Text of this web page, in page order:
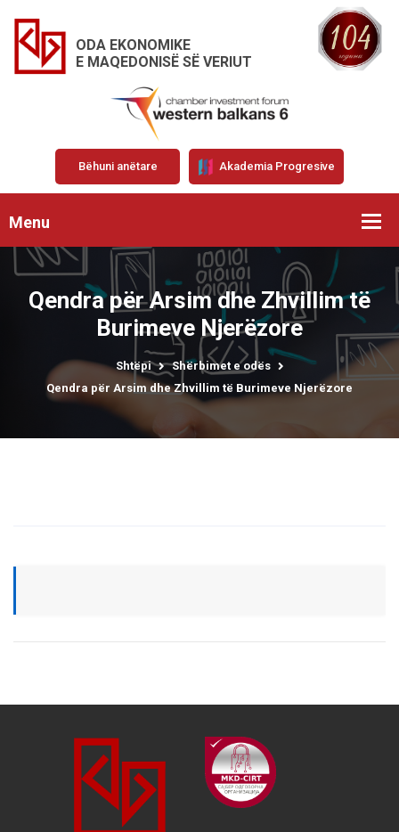
ODA EKONOMIKE
E MAQEDONISË SË VERIUT
Bëhuni anëtare Akademia Progresive
Menu
Qendra për Arsim dhe Zhvillim të
Burimeve Njerëzore
Shtëpi
Shërbimet e odës
Qendra për Arsim dhe Zhvillim të Burimeve Njerëzore